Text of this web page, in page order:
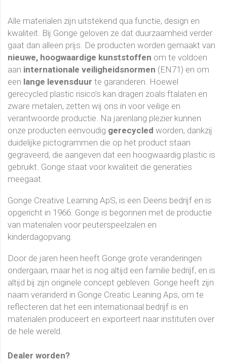
Alle materialen zijn uitstekend qua functie, design en
kwaliteit. Bij Gonge geloven ze dat duurzaamheid verder
gaat dan alleen prijs. De producten worden gemaakt van
nieuwe, hoogwaardige kunststoffen om te voldoen
aan internationale veiligheidsnormen (EN71) en om
een lange levensduur te garanderen. Hoewel
gerecycled plastic risico’s kan dragen zoals ftalaten en
zware metalen, zetten wij ons in voor veilige en
verantwoorde productie. Na jarenlang plezier kunnen
onze producten eenvoudig gerecycled worden, dankzij
duidelijke pictogrammen die op het product staan
gegraveerd, die aangeven dat een hoogwaardig plastic is
gebruikt. Gonge staat voor kwaliteit die generaties
meegaat.
Gonge Creative Learning ApS, is een Deens bedrijf en is
opgericht in 1966. Gonge is begonnen met de productie
van materialen voor peuterspeelzalen en
kinderdagopvang.
Door de jaren heen heeft Gonge grote veranderingen
ondergaan, maar het is nog altijd een familie bedrijf, en is
altijd bij zijn originele concept gebleven. Gonge heeft zijn
naam veranderd in Gonge Creatic Leaning Aps, om te
reflecteren dat het een internationaal bedrijf is en
materialen produceert en exporteert naar instituten over
de hele wereld.
Dealer worden?